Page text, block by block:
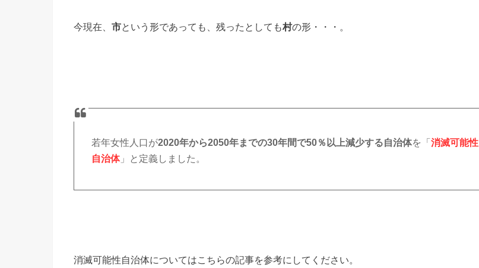
今現在、 市という形であっても、残ったとしても村の形・・・。
若年女性人口が2020年から2050年までの30年間で50％以上減少する自治体を「消滅可能性
自治体」と定義しました。
消滅可能性自治体についてはこちらの記事を参考にしてください。